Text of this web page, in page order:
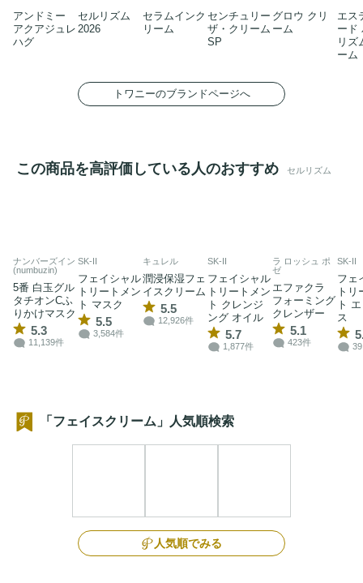
アンドミー
アクアジュレ
ハグ
セルリズム
2026
セラムインク
リーム
センチュリー
ザ・クリーム
SP
グロウ クリ
ーム
エス
ード
リズ
ーム
トワニーのブランドページへ
この商品を高評価している人のおすすめ セルリズム
ナンバーズイン
(numbuzin)
5番 白玉グル
タチオンCふ
りかけマスク
5.3
11,139件
SK-II
フェイシャル
トリートメン
ト マスク
5.5
3,584件
キュレル
潤浸保湿フェ
イスクリーム
5.5
12,926件
SK-II
フェイシャル
トリートメン
ト クレンジ
ング オイル
5.7
1,877件
ラ ロッシュ ポ
ゼ
エファクラ
フォーミング
クレンザー
5.1
423件
SK-II
フェ
トリ
ト
ス
「フェイスクリーム」人気順検索
人気順でみる